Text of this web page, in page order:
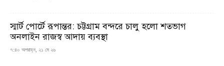
স্মার্ট পোর্টে রূপান্তর: চট্টগ্রাম বন্দরে চালু হলো শতভাগ
অনলাইন রাজস্ব আদায় ব্যবস্থা
৭:৪০ অপরাহ্ন, ২১ মে ২৬